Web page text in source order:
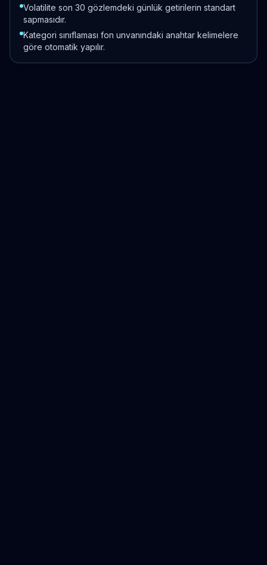
Volatilite son 30 gözlemdeki günlük getirilerin standart
sapmasıdır.
Kategori sınıflaması fon unvanındaki anahtar kelimelere
göre otomatik yapılır.